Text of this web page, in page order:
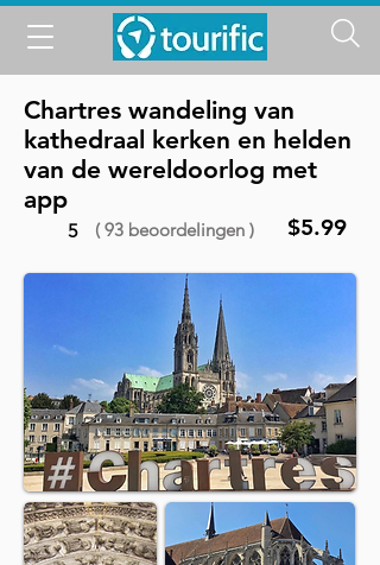
Chartres wandeling van
kathedraal kerken en helden
van de wereldoorlog met
app
5 ( 93 beoordelingen ) $5.99